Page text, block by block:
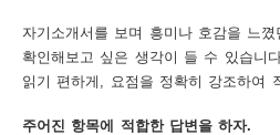
자기소개서를 보며 흥미나 호감을 느
확인해보고 싶은 생각이 들 수 있습니
읽기 편하게, 요점을 정확히 강조하여
주어진 항목에 적합한 답변을 하자.
우